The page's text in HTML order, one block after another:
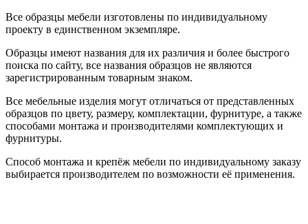
Все образцы мебели изготовлены по индивидуальному
проекту в единственном экземпляре.
Образцы имеют названия для их различия и более быстрого
поиска по сайту, все названия образцов не являются
зарегистрированным товарным знаком.
Все мебельные изделия могут отличаться от представленных
образцов по цвету, размеру, комплектации, фурнитуре, а также
способами монтажа и производителями комплектующих и
фурнитуры.
Способ монтажа и крепёж мебели по индивидуальному заказу
выбирается производителем по возможности её применения.